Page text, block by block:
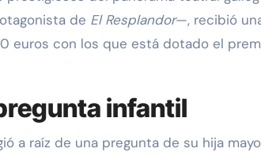
de El Resplandor—, recibió
euros con los que está dotado el
infantil
a raíz de una pregunta de su hija